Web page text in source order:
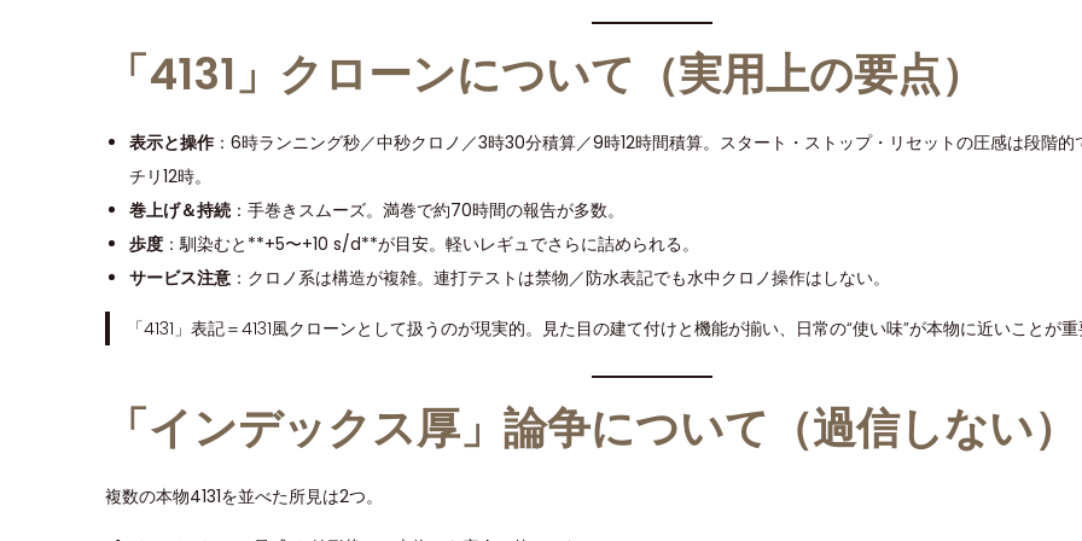
「4131」クローンについて（実用上の要点）
表示と操作 ：6時ランニング秒／中秒クロノ／3時30分積算／9時12時間積算。スタート・ストップ・リセットの圧感は段階的
チリ12時。
巻上げ＆持続 ：手巻きスムーズ。満巻で約70時間の報告が多数。
歩度 ：馴染むと**+5〜+10 s/d**が目安。軽いレギュでさらに詰められる。
サービス注意 ：クロノ系は構造が複雑。連打テストは禁物／防水表記でも水中クロノ操作はしない。
「4131」表記＝4131風クローンとして扱うのが現実的。見た目の建て付けと機能が揃い、日常の“使い味”が本物に近いことが重
「インデックス厚」論争について（過信しない）
複数の本物4131を並べた所見は2つ。